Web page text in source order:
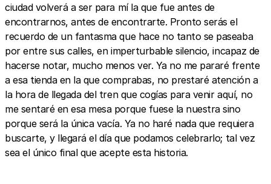
ciudad volverá a ser para mí la que fue antes de
encontrarnos, antes de encontrarte. Pronto serás el
recuerdo de un fantasma que hace no tanto se paseaba
por entre sus calles, en imperturbable silencio, incapaz de
hacerse notar, mucho menos ver. Ya no me pararé frente
a esa tienda en la que comprabas, no prestaré atención a
la hora de llegada del tren que cogías para venir aquí, no
me sentaré en esa mesa porque fuese la nuestra sino
porque será la única vacía. Ya no haré nada que requiera
buscarte, y llegará el día que podamos celebrarlo; tal vez
sea el único final que acepte esta historia.